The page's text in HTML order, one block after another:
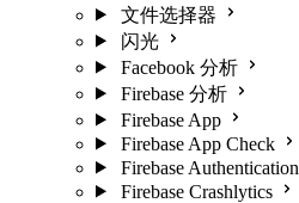
文件选择器
闪光
Facebook 分析
Firebase 分析
Firebase App
Firebase App Check
Firebase Authentication
Firebase Crashlytics